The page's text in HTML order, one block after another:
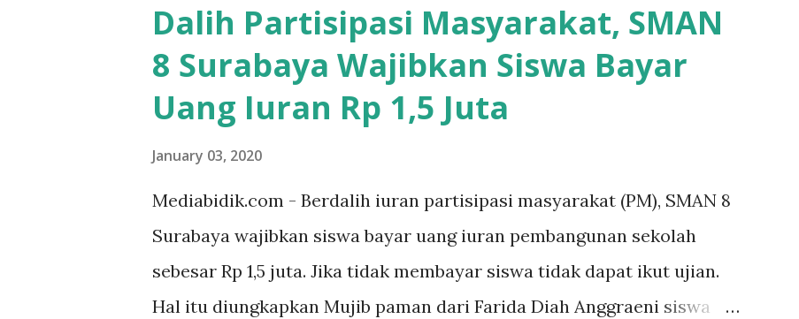
Dalih Partisipasi Masyarakat, SMAN
8 Surabaya Wajibkan Siswa Bayar
Uang Iuran Rp 1,5 Juta
January 03, 2020
Mediabidik.com - Berdalih iuran partisipasi masyarakat (PM), SMAN 8
Surabaya wajibkan siswa bayar uang iuran pembangunan sekolah
sebesar Rp 1,5 juta. Jika tidak membayar siswa tidak dapat ikut ujian.
Hal itu diungkapkan Mujib paman dari Farida Diah Anggraeni siswa